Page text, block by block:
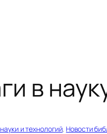
в
и технологий, Новости